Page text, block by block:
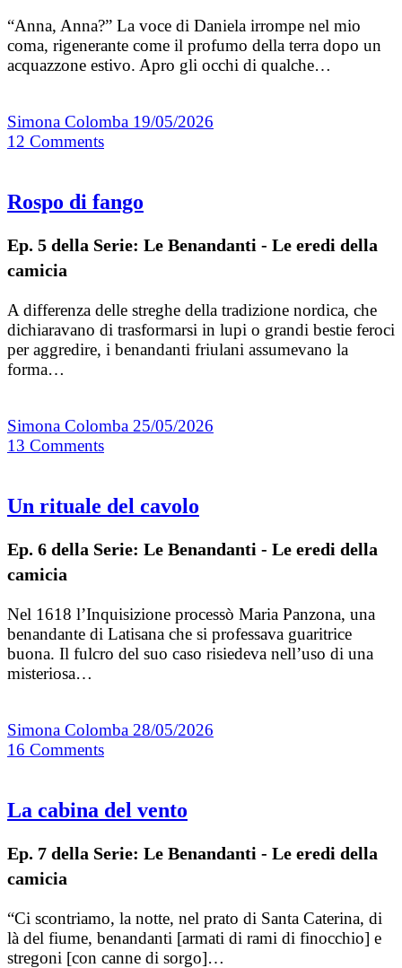
“Anna, Anna?” La voce di Daniela irrompe nel mio
coma, rigenerante come il profumo della terra dopo un
acquazzone estivo. Apro gli occhi di qualche…
Simona Colomba 19/05/2026
12 Comments
Rospo di fango
Ep. 5 della Serie: Le Benandanti - Le eredi della
camicia
A differenza delle streghe della tradizione nordica, che
dichiaravano di trasformarsi in lupi o grandi bestie feroci
per aggredire, i benandanti friulani assumevano la
forma…
Simona Colomba 25/05/2026
13 Comments
Un rituale del cavolo
Ep. 6 della Serie: Le Benandanti - Le eredi della
camicia
Nel 1618 l’Inquisizione processò Maria Panzona, una
benandante di Latisana che si professava guaritrice
buona. Il fulcro del suo caso risiedeva nell’uso di una
misteriosa…
Simona Colomba 28/05/2026
16 Comments
La cabina del vento
Ep. 7 della Serie: Le Benandanti - Le eredi della
camicia
“Ci scontriamo, la notte, nel prato di Santa Caterina, di
là del fiume, benandanti [armati di rami di finocchio] e
stregoni [con canne di sorgo]…